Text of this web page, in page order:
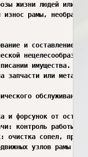
жизни людей или
рамы,
и составление
имущества.
запчасти или
обслуживания
и форсунок от
контроль работы
очистка сопел,
узлов рамы и